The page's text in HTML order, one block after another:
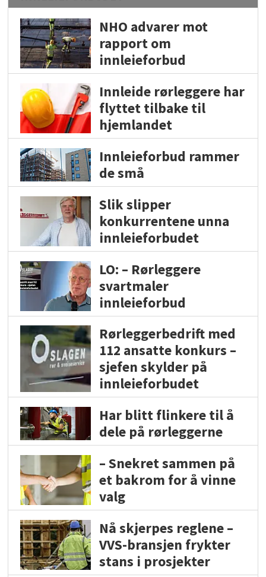
NHO advarer mot
rapport om
innleieforbud
Innleide rørleggere har
flyttet tilbake til
hjemlandet
Innleieforbud rammer
de små
Slik slipper
konkurrentene unna
innleieforbudet
LO: – Rørleggere
svartmaler
innleieforbud
Rørleggerbedrift med
112 ansatte konkurs –
sjefen skylder på
innleieforbudet
Har blitt flinkere til å
dele på rørleggerne
– Snekret sammen på
et bakrom for å vinne
valg
Nå skjerpes reglene –
VVS-bransjen frykter
stans i prosjekter